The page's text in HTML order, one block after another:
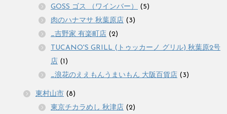
GOSS ゴス （ワインバー）
(5)
肉のハナマサ 秋葉原店 (3)
_吉野家 有楽町店 (2)
TUCANO'S GRILL (トゥッカーノ グリル) 秋葉原2号
店 (1)
_浪花のええもんうまいもん 大阪百貨店 (3)
東村山市 (8)
東京チカラめし 秋津店 (2)